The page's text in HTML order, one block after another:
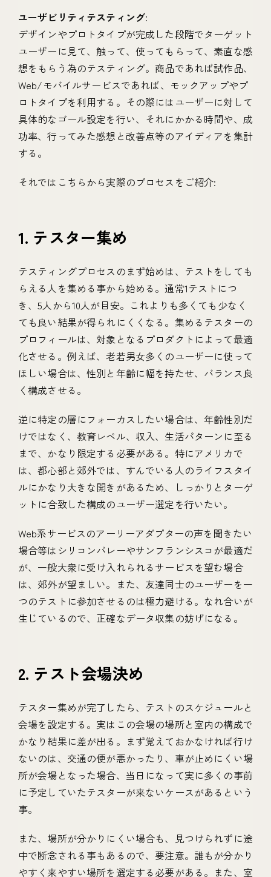
ユーザビリティテスティング:
デザインやプロトタイプが完成した段階でターゲット
ユーザーに見て、触って、使ってもらって、素直な感
想をもらう為のテスティング。商品であれば試作品、
Web/モバイルサービスであれば、モックアップやプ
ロトタイプを利用する。その際にはユーザーに対して
具体的なゴール設定を行い、それにかかる時間や、成
功率、行ってみた感想と改善点等のアイディアを集計
する。
それではこちらから実際のプロセスをご紹介:
1. テスター集め
テスティングプロセスのまず始めは、テストをしても
らえる人を集める事から始める。通常1テストにつ
き、5人から10人が目安。これよりも多くても少なく
ても良い結果が得られにくくなる。集めるテスターの
プロフィールは、対象となるプロダクトによって最適
化させる。例えば、老若男女多くのユーザーに使って
ほしい場合は、性別と年齢に幅を持たせ、バランス良
く構成させる。
逆に特定の層にフォーカスしたい場合は、年齢性別だ
けではなく、教育レベル、収入、生活パターンに至る
まで、かなり限定する必要がある。特にアメリカで
は、都心部と郊外では、すんでいる人のライフスタイ
ルにかなり大きな開きがあるため、しっかりとターゲ
ットに合致した構成のユーザー選定を行いたい。
Web系サービスのアーリーアダプターの声を聞きたい
場合等はシリコンバレーやサンフランシスコが最適だ
が、一般大衆に受け入れられるサービスを望む場合
は、郊外が望ましい。また、友達同士のユーザーを一
つのテストに参加させるのは極力避ける。なれ合いが
生じているので、正確なデータ収集の妨げになる。
2. テスト会場決め
テスター集めが完了したら、テストのスケジュールと
会場を設定する。実はこの会場の場所と室内の構成で
かなり結果に差が出る。まず覚えておかなければ行け
ないのは、交通の便が悪かったり、車が止めにくい場
所が会場となった場合、当日になって実に多くの事前
に予定していたテスターが来ないケースがあるという
事。
また、場所が分かりにくい場合も、見つけられずに途
中で断念される事もあるので、要注意。誰もが分かり
やすく来やすい場所を選定する必要がある。また、室